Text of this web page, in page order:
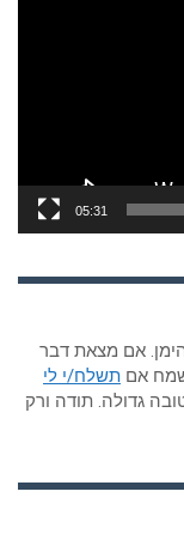
05:31
אם מצאת דבר
אם תשלח/י לי
גדולה. תודה ורק